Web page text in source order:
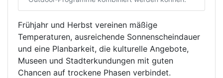
Frühjahr und Herbst vereinen mäßige
Temperaturen, ausreichende Sonnenscheindauer
und eine Planbarkeit, die kulturelle Angebote,
Museen und Stadterkundungen mit guten
Chancen auf trockene Phasen verbindet.